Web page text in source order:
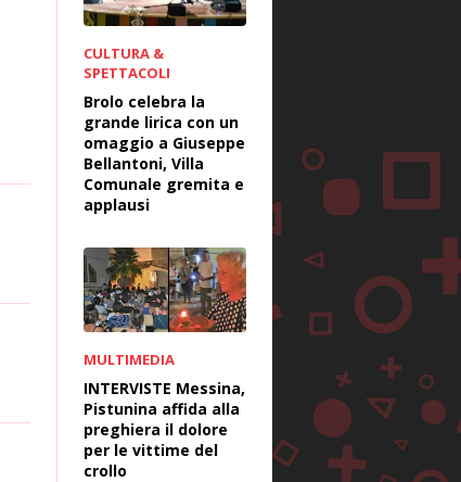
CULTURA &
SPETTACOLI
Brolo celebra la
grande lirica con un
omaggio a Giuseppe
Bellantoni, Villa
Comunale gremita e
applausi
MULTIMEDIA
INTERVISTE Messina,
Pistunina affida alla
preghiera il dolore
per le vittime del
crollo